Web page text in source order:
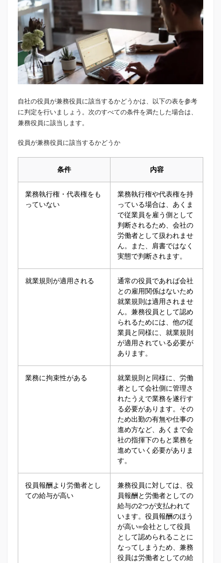
自社の役員が兼務役員に該当するかどうかは、以下の表を参考
に判定を行いましょう。次のすべての条件を満たした場合は、
兼務役員に該当します。
役員が兼務役員に該当するかどうか
条件 内容
業務執行権・代表権をも
っていない
業務執行権や代表権を持
っている場合は、あくま
で従業員を雇う側として
判断されるため、会社の
労働者として扱われませ
ん。また、肩書ではなく
実態で判断されます。
就業規則が適用される
通常の役員であれば会社
との雇用関係はないため
就業規則は適用されませ
ん。兼務役員として認め
られるためには、他の従
業員と同様に、就業規則
が適用されている必要が
あります。
業務に拘束性がある
就業規則と同様に、労働
者として会社側に管理さ
れたうえで業務を遂行す
る必要があります。その
ため出勤の有無や仕事の
進め方など、あくまで会
社の指揮下のもと業務を
進めていく必要がありま
す。
役員報酬より労働者とし
ての給与が高い
兼務役員に対しては、役
員報酬と労働者としての
給与の2つが支払われて
います。役員報酬のほう
が高い=会社として役員
として認められることに
なってしまうため、兼務
役員は労働者としての給